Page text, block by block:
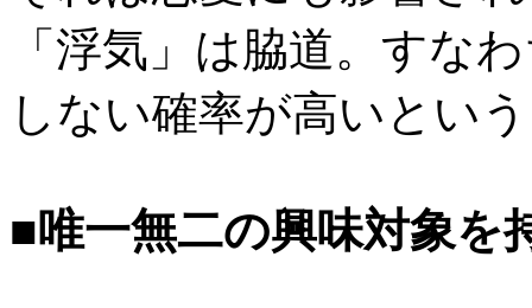
「浮気」は脇道。すな
しない確率が高いとい
■唯一無二の興味対象を